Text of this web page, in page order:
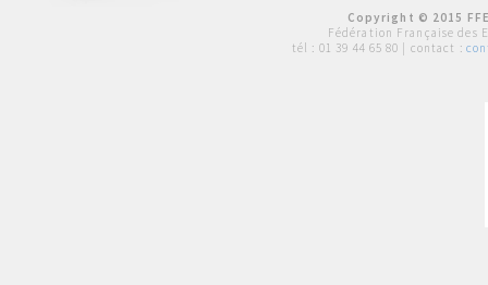
Copyright © 2015
Fédération Française des
tél : 01 39 44 65 80 | contact :